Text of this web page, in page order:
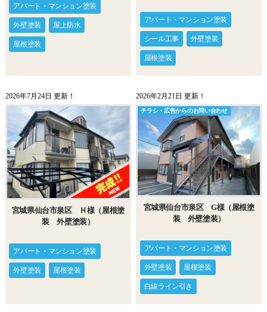
アパート・マンション塗装
外壁塗装 屋上防水
屋根塗装
アパート・マンション塗装
シール工事 外壁塗装
屋根塗装
2026年7月24日 更新！
宮城県仙台市泉区 Ｈ様（屋根塗
装 外壁塗装）
アパート・マンション塗装
外壁塗装 屋根塗装
2026年2月21日 更新！
チラシ・広告からのお問い合わせ
宮城県仙台市泉区 G様（屋根塗
装 外壁塗装）
アパート・マンション塗装
外壁塗装 屋根塗装
白線ライン引き